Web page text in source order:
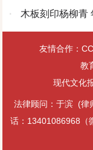
老年书画研究会第
·
木板刻印杨柳
青年画非物质文化
友情合作：
教
现代文化
法律顾问：于滨 (律
话：13401086968（